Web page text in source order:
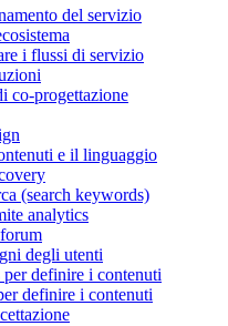
del servizio
i flussi di servizio
co-progettazione
e il linguaggio
(search keywords)
analytics
degli utenti
definire i contenuti
definire i contenuti